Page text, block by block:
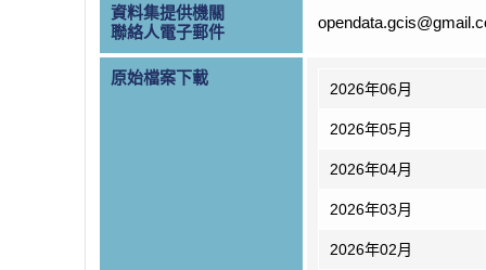
資料集提供機關
聯絡人電子郵件
原始檔案下載
2026年06月
2026年05月
2026年04月
2026年03月
2026年02月